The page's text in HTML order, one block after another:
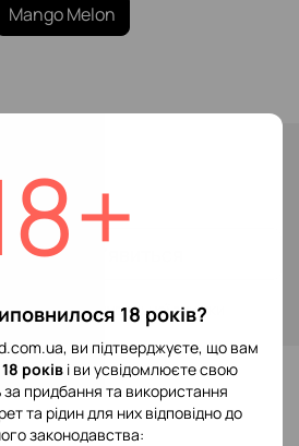
18 років?
ви підтверджуєте, що вам
18 років і ви усвідомлюєте свою
за придбання та використання
та рідин для них відповідно до
законодавства:
Mango Melon
коли з'явиться
накопичувальної знижки
До обраного